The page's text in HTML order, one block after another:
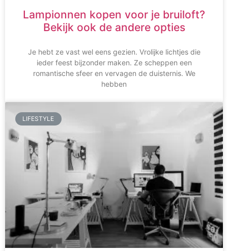
Lampionnen kopen voor je bruiloft?
Bekijk ook de andere opties
Je hebt ze vast wel eens gezien. Vrolijke lichtjes die
ieder feest bijzonder maken. Ze scheppen een
romantische sfeer en vervagen de duisternis. We
hebben
LIFESTYLE